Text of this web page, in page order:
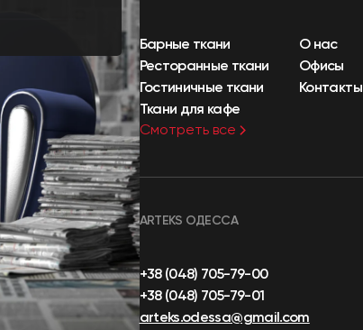
Барные ткани
Ресторанные ткани
Гостиничные ткани
Ткани для кафе
Смотреть все
О нас
Офисы
Контакты
ARTEKS ОДЕССА
+38 (048) 705-79-00
+38 (048) 705-79-01
arteks.odessa@gmail.com